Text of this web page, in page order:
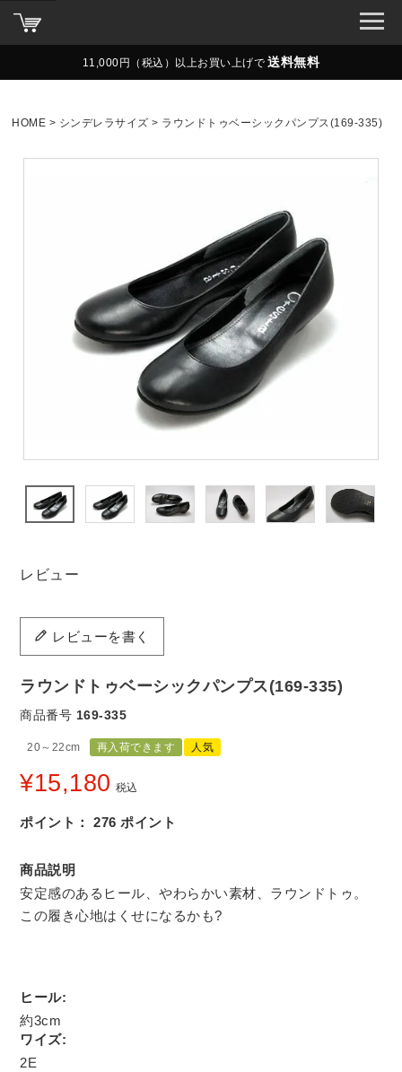
11,000円（税込）以上お買い上げで 送料無料
HOME シンデレラサイズ ラウンドトゥベーシックパンプス(169-335)
レビュー
レビューを書く
ラウンドトゥベーシックパンプス(169-335)
商品番号 169-335
20～22cm 再入荷できます 人気
¥15,180 税込
ポイント： 276 ポイント
商品説明
安定感のあるヒール、やわらかい素材、ラウンドトゥ。
この履き心地はくせになるかも?
ヒール:
約3cm
ワイズ:
2E